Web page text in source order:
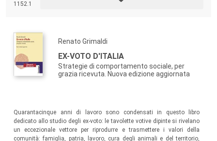
1152.1
Renato Grimaldi
EX-VOTO D'ITALIA
Strategie di comportamento sociale, per
grazia ricevuta. Nuova edizione aggiornata
Quarantacinque anni di lavoro sono condensati in questo libro
dedicato allo studio degli ex-voto: le tavolette votive dipinte si rivelano
un eccezionale vettore per riprodurre e trasmettere i valori della
comunità: famiglia, patria, lavoro, cura degli animali e del territorio,